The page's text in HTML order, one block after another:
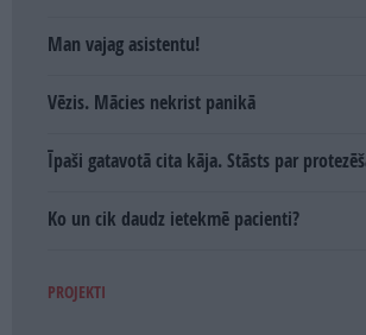
Man vajag asistentu!
Vēzis. Mācies nekrist panikā
Īpaši gatavotā cita kāja. Stāsts par
Ko un cik daudz ietekmē pacienti?
PROJEKTI